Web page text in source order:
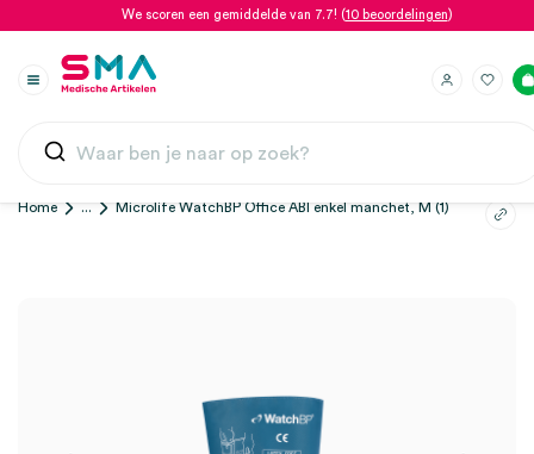
We scoren een gemiddelde van 7.7! (10 beoordelingen)
Home ... Microlife WatchBP Office ABI enkel manchet, M (1)